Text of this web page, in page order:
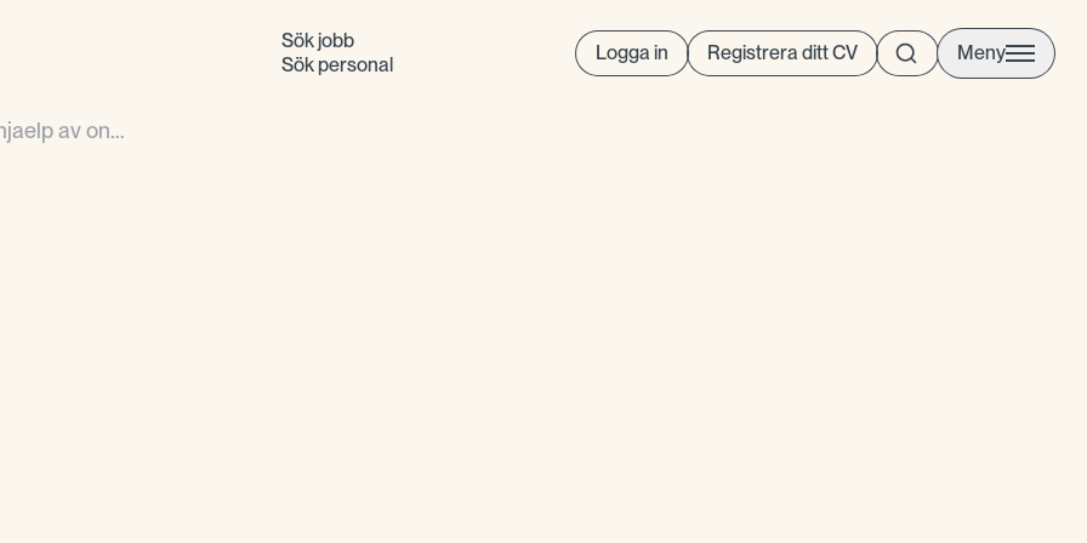
Sök jobb
Sök personal
Logga in Registrera ditt CV Meny
av on...